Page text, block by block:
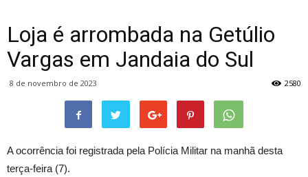
Loja é arrombada na Getúlio
Vargas em Jandaia do Sul
8 de novembro de 2023 2580
A ocorrência foi registrada pela Polícia Militar na manhã desta
terça-feira (7).